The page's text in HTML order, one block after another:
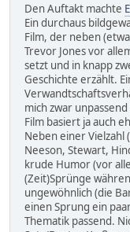
Den Auftakt machte
Ein durchaus
Film, der neben
Trevor Jones vor
setzt und in knapp
Geschichte erzählt.
mich zwar
Film basiert ja auch
Neben einer
Neeson, Stewart,
krude Humor (vor
(Zeit)Sprünge
ungewöhnlich (die
einen Sprung ein
Thematik passend.